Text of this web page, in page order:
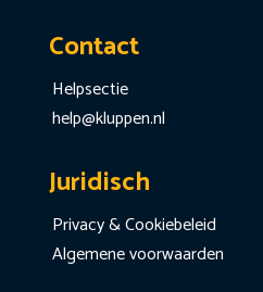
Contact
Helpsectie
help@kluppen.nl
Juridisch
Privacy & Cookiebeleid
Algemene voorwaarden